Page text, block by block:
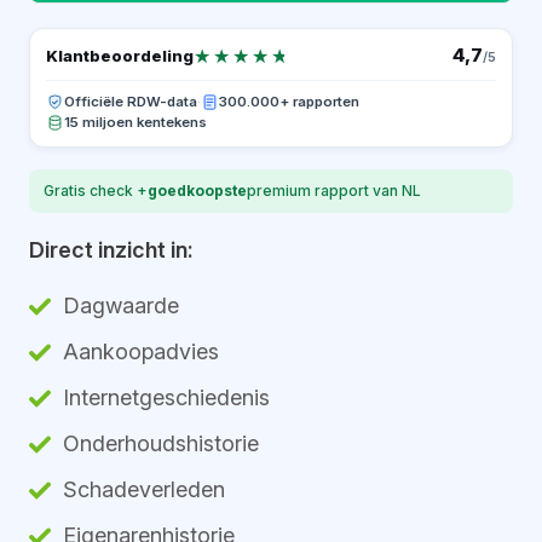
Klantbeoordeling★★★★★
★★★★★ 4,7/5
Officiële RDW-data·
300.000+ rapporten
15 miljoen kentekens
Gratis check +goedkoopstepremium rapport van NL
Direct inzicht in:
Dagwaarde
Aankoopadvies
Internetgeschiedenis
Onderhoudshistorie
Schadeverleden
Eigenarenhistorie